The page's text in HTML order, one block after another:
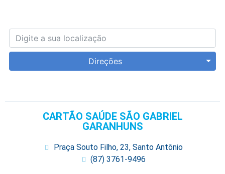
Direções
CARTÃO SAÚDE SÃO GABRIEL
GARANHUNS
Praça Souto Filho, 23, Santo Antônio
(87) 3761-9496